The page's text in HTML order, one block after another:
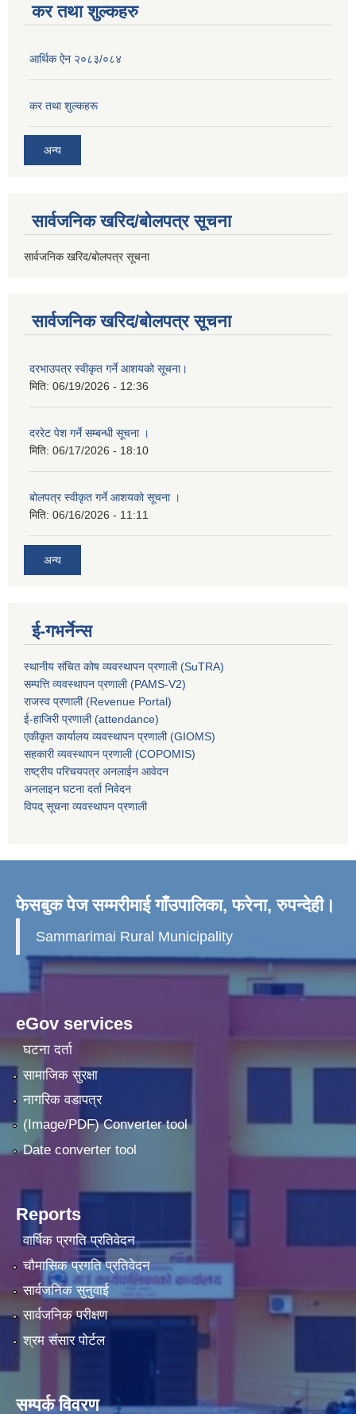
कर तथा शुल्कहरु
आर्थिक ऐन २०८३/०८४
कर तथा शुल्कहरू
अन्य
सार्वजनिक खरिद/बोलपत्र सूचना
सार्वजनिक खरिद/बोलपत्र सूचना
सार्वजनिक खरिद/बोलपत्र सूचना
दरभाउपत्र स्वीकृत गर्ने आशयको सूचना।
मिति: 06/19/2026 - 12:36
दररेट पेश गर्ने सम्बन्धी सूचना ।
मिति: 06/17/2026 - 18:10
बोलपत्र स्वीकृत गर्ने आशयको सूचना ।
मिति: 06/16/2026 - 11:11
अन्य
ई-गभर्नेन्स
स्थानीय संचित कोष व्यवस्थापन प्रणाली (SuTRA)
सम्पत्ति व्यवस्थापन प्रणाली (PAMS-V2)
राजस्व प्रणाली (Revenue Portal)
ई-हाजिरी प्रणाली (attendance)
एकीकृत कार्यालय व्यवस्थापन प्रणाली (GIOMS)
सहकारी व्यवस्थापन प्रणाली (COPOMIS)
राष्ट्रीय परिचयपत्र अनलाईन आवेदन
अनलाइन घटना दर्ता निवेदन
विपद् सूचना व्यवस्थापन प्रणाली
फेसबुक पेज सम्मरीमाई गाँउपालिका, फरेना, रुपन्देही।
Sammarimai Rural Municipality
eGov services
घटना दर्ता
सामाजिक सुरक्षा
नागरिक वडापत्र
(Image/PDF) Converter tool
Date converter tool
Reports
वार्षिक प्रगति प्रतिवेदन
चौमासिक प्रगति प्रतिवेदन
सार्वजनिक सुनुवाई
सार्वजनिक परीक्षण
श्रम संसार पोर्टल
सम्पर्क विवरण